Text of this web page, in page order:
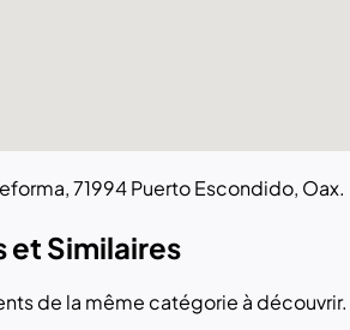
71994 Puerto Escondido, Oax.
et Similaires
de la même catégorie à découvrir.